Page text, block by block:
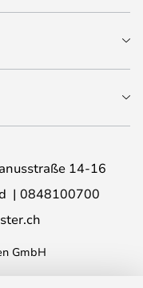
14-16
0848100700
GmbH